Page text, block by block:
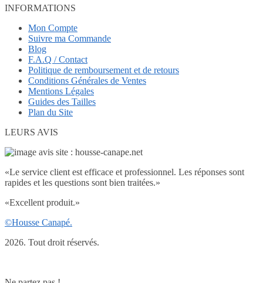
INFORMATIONS
Mon Compte
Suivre ma Commande
Blog
F.A.Q / Contact
Politique de remboursement et de retours
Conditions Générales de Ventes
Mentions Légales
Guides des Tailles
Plan du Site
LEURS AVIS
«Le service client est efficace et professionnel. Les réponses sont
rapides et les questions sont bien traitées.»
«Excellent produit.»
©Housse Canapé.
2026. Tout droit réservés.